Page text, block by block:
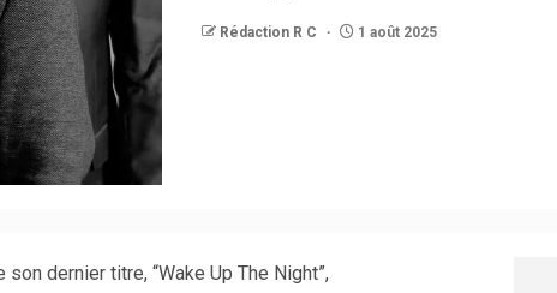
Rédaction R C 1 août 2025
dernier titre, “Wake Up The Night”,